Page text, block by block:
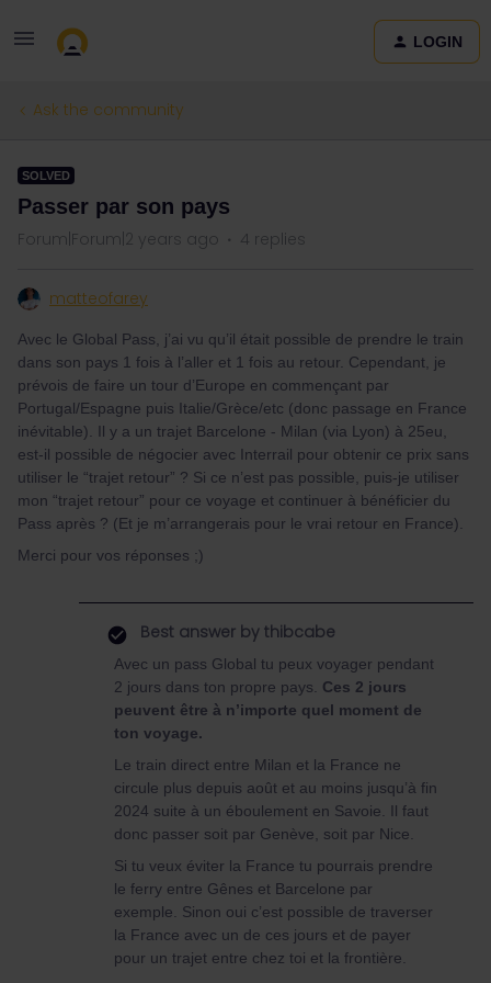
LOGIN
Ask the community
SOLVED
Passer par son pays
Forum|Forum|2 years ago 4 replies
matteofarey
Avec le Global Pass, j’ai vu qu’il était possible de prendre le train
dans son pays 1 fois à l’aller et 1 fois au retour. Cependant, je
prévois de faire un tour d’Europe en commençant par
Portugal/Espagne puis Italie/Grèce/etc (donc passage en France
inévitable). Il y a un trajet Barcelone - Milan (via Lyon) à 25eu,
est-il possible de négocier avec Interrail pour obtenir ce prix sans
utiliser le “trajet retour” ? Si ce n’est pas possible, puis-je utiliser
mon “trajet retour” pour ce voyage et continuer à bénéficier du
Pass après ? (Et je m’arrangerais pour le vrai retour en France).
Merci pour vos réponses ;)
Best answer by thibcabe
Avec un pass Global tu peux voyager pendant
2 jours dans ton propre pays. Ces 2 jours
peuvent être à n’importe quel moment de
ton voyage.
Le train direct entre Milan et la France ne
circule plus depuis août et au moins jusqu’à fin
2024 suite à un éboulement en Savoie. Il faut
donc passer soit par Genève, soit par Nice.
Si tu veux éviter la France tu pourrais prendre
le ferry entre Gênes et Barcelone par
exemple. Sinon oui c’est possible de traverser
la France avec un de ces jours et de payer
pour un trajet entre chez toi et la frontière.